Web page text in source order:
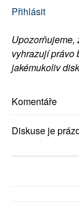
Přihlásit
Upozorňujeme,
vyhrazují právo
jakémukoliv
Komentáře
Diskuse je